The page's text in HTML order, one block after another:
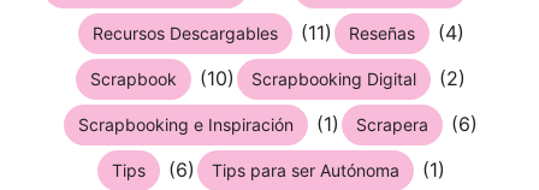
Recursos Descargables (11) Reseñas (4)
Scrapbook (10) Scrapbooking Digital (2)
Scrapbooking e Inspiración (1) Scrapera (6)
Tips (6) Tips para ser Autónoma (1)